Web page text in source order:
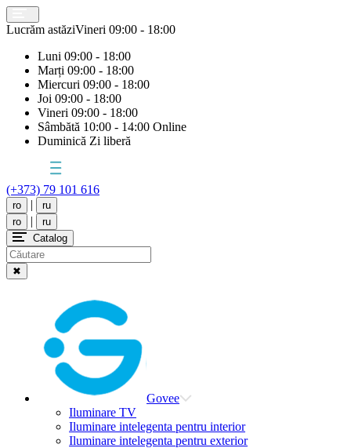
Lucrăm astăziVineri 09:00 - 18:00
Luni 09:00 - 18:00
Marți 09:00 - 18:00
Miercuri 09:00 - 18:00
Joi 09:00 - 18:00
Vineri 09:00 - 18:00
Sâmbătă 10:00 - 14:00 Online
Duminică Zi liberă
(+373) 79 101 616
ro |
ru
ro
|
ru
Catalog
✖
Govee
Iluminare TV
Iluminare intelegenta pentru interior
Iluminare intelegenta pentru exterior